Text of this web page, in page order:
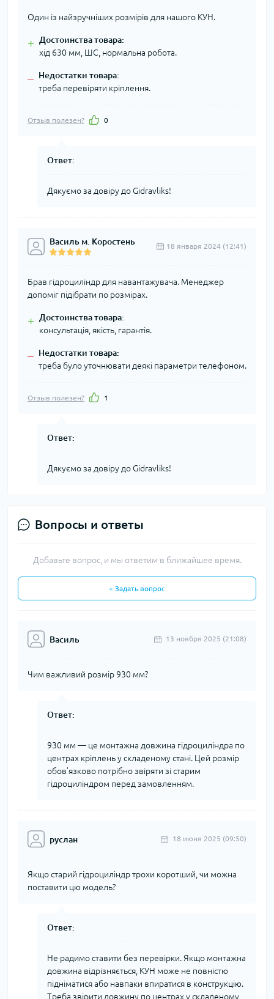
Один із найзручніших розмірів для нашого КУН.
+ Достоинства товара:
хід 630 мм, ШС, нормальна робота.
– Недостатки товара:
треба перевіряти кріплення.
Отзыв полезен? 0
Ответ:
Дякуємо за довіру до Gidravliks!
Василь м. Коростень 18 января 2024 (12:41)
Брав гідроциліндр для навантажувача. Менеджер
допоміг підібрати по розмірах.
+ Достоинства товара:
консультація, якість, гарантія.
– Недостатки товара:
треба було уточнювати деякі параметри телефоном.
Отзыв полезен? 1
Ответ:
Дякуємо за довіру до Gidravliks!
Вопросы и ответы
Добавьте вопрос, и мы ответим в ближайшее время.
+ Задать вопрос
Василь 13 ноября 2025 (21:08)
Чим важливий розмір 930 мм?
Ответ:
930 мм — це монтажна довжина гідроциліндра по
центрах кріплень у складеному стані. Цей розмір
обов’язково потрібно звіряти зі старим
гідроциліндром перед замовленням.
руслан 18 июня 2025 (09:50)
Якщо старий гідроциліндр трохи коротший, чи можна
поставити цю модель?
Ответ:
Не радимо ставити без перевірки. Якщо монтажна
довжина відрізняється, КУН може не повністю
підніматися або навпаки впиратися в конструкцію.
Треба звірити довжину по центрах у складеному